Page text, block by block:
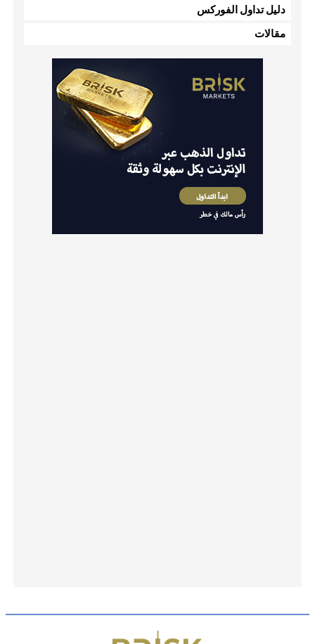
دليل تداول الفوركس
مقالات